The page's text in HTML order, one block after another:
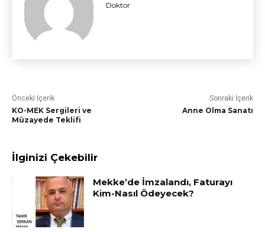
Doktor
Önceki İçerik
KO-MEK Sergileri ve
Müzayede Teklifi
Sonraki İçerik
Anne Olma Sanatı
İlginizi Çekebilir
Mekke’de İmzalandı, Faturayı
Kim-Nasıl Ödeyecek?